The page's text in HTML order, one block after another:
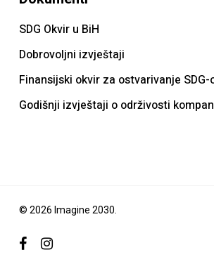
SDG Okvir u BiH
Dobrovoljni izvještaji
Finansijski okvir za ostvarivanje SDG-
Godišnji izvještaji o održivosti
© 2026 Imagine 2030.
facebookinstagram